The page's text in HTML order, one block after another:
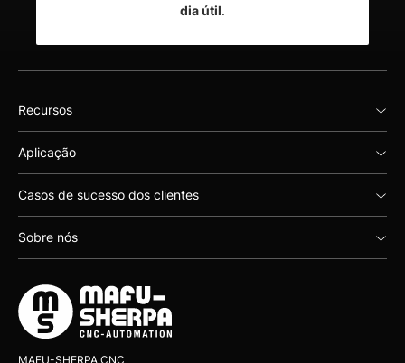
dia útil.
Recursos
Aplicação
Casos de sucesso dos clientes
Sobre nós
MAFU-SHERPA CNC